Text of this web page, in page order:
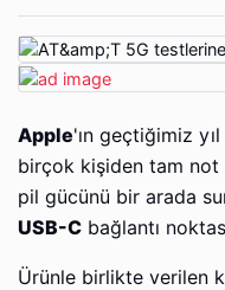
Apple'ın geçtiğimiz
birçok kişiden tam not
pil gücünü bir arada
USB-C bağlantı
Ürünle birlikte verilen